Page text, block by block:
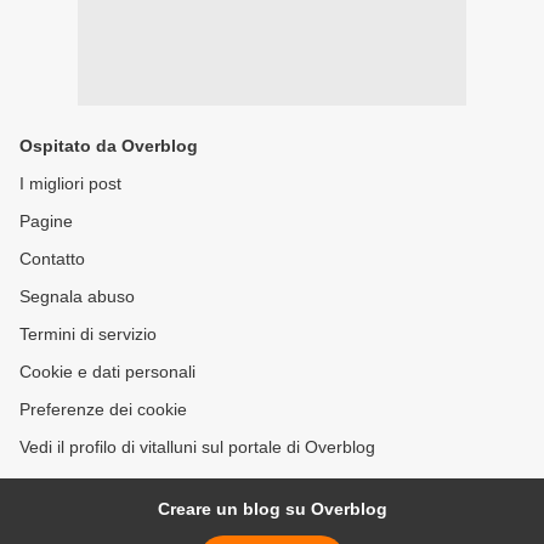
Ospitato da Overblog
I migliori post
Pagine
Contatto
Segnala abuso
Termini di servizio
Cookie e dati personali
Preferenze dei cookie
Vedi il profilo di vitalluni sul portale di Overblog
Creare un blog su Overblog